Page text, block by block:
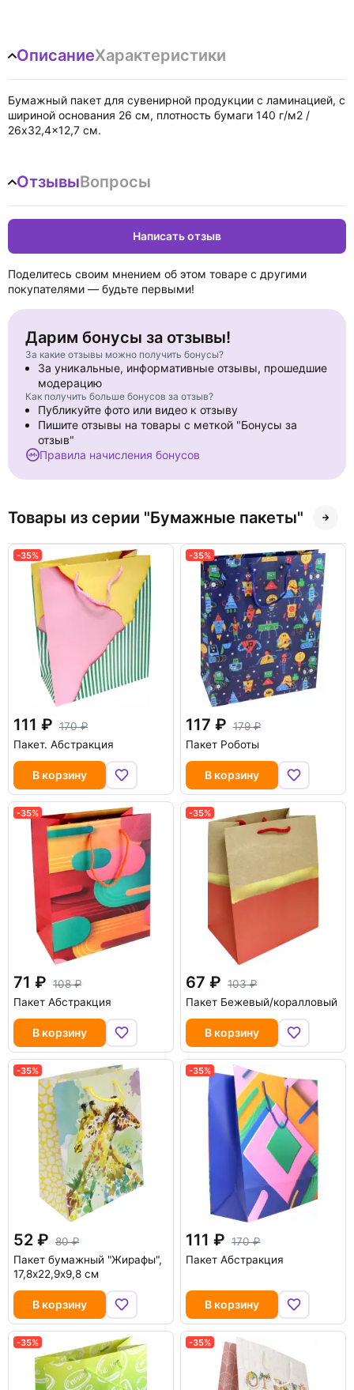
ОписаниеХарактеристики
Бумажный пакет для сувенирной продукции с ламинацией, с
шириной основания 26 cм, плотность бумаги 140 г/м2 /
26x32,4x12,7 см.
ОтзывыВопросы
Написать отзыв
Поделитесь своим мнением об этом товаре с другими
покупателями — будьте первыми!
Дарим бонусы за отзывы!
За какие отзывы можно получить бонусы?
За уникальные, информативные отзывы, прошедшие
модерацию
Как получить больше бонусов за отзыв?
Публикуйте фото или видео к отзыву
Пишите отзывы на товары с меткой "Бонусы за
отзыв"
Правила начисления бонусов
Товары из серии "Бумажные пакеты"
-35%
111
170
Пакет. Абстракция
В корзину
-35%
117
179
Пакет Роботы
В корзину
-35%
71
108
Пакет Абстракция
В корзину
-35%
67
103
Пакет Бежевый/коралловый
В корзину
-35%
52
80
Пакет бумажный "Жирафы",
17,8х22,9х9,8 см
В корзину
-35%
111
170
Пакет Абстракция
В корзину
-35% -35%